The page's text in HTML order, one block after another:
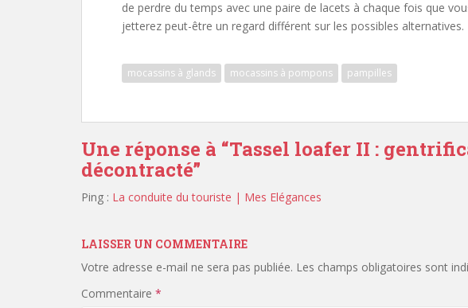
de perdre du temps avec une paire de lacets à chaque fois que
jetterez peut-être un regard différent sur les possibles alternatives.
mocassins à glands mocassins à pompons pampilles
Une réponse à “Tassel loafer II :
décontracté”
Ping : La conduite du touriste | Mes Elégances
LAISSER UN COMMENTAIRE
Votre adresse e-mail ne sera pas publiée. Les champs obligatoires sont
Commentaire *